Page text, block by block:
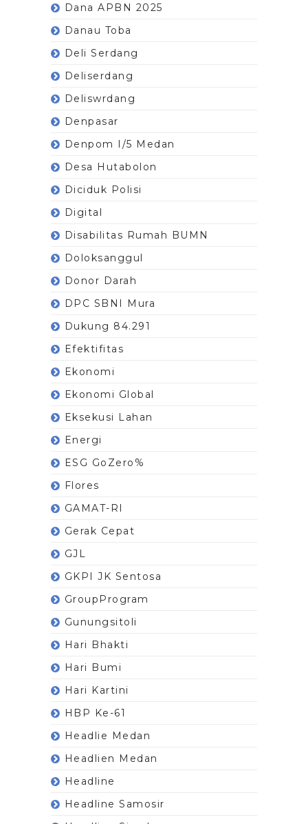
Dana APBN 2025
Danau Toba
Deli Serdang
Deliserdang
Deliswrdang
Denpasar
Denpom I/5 Medan
Desa Hutabolon
Diciduk Polisi
Digital
Disabilitas Rumah BUMN
Doloksanggul
Donor Darah
DPC SBNI Mura
Dukung 84.291
Efektifitas
Ekonomi
Ekonomi Global
Eksekusi Lahan
Energi
ESG GoZero%
Flores
GAMAT-RI
Gerak Cepat
GJL
GKPI JK Sentosa
GroupProgram
Gunungsitoli
Hari Bhakti
Hari Bumi
Hari Kartini
HBP Ke-61
Headlie Medan
Headlien Medan
Headline
Headline Samosir